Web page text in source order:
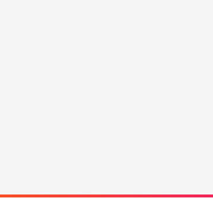
计略府、人才府、外交府、符节台等功能建筑，
造不同的军事设施。除了火船，所有军事设施只
(通)常(常)会(会)有(有)结(结)果(果)，会(会)对(对
响(响)。5、武(武)将(将)单(单)挑(挑)三(三)国(国)